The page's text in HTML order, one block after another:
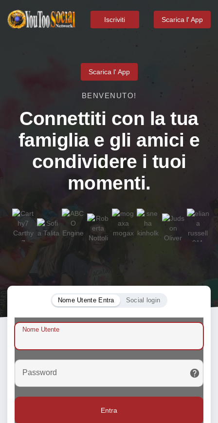
Iscriviti Scarica l' App
Scarica l' App
BENVENUTO!
Connettiti con la tua
famiglia e gli amici e
condividere i tuoi
momenti.
Nome Utente Entra Social login
Nome Utente
Password
Entra